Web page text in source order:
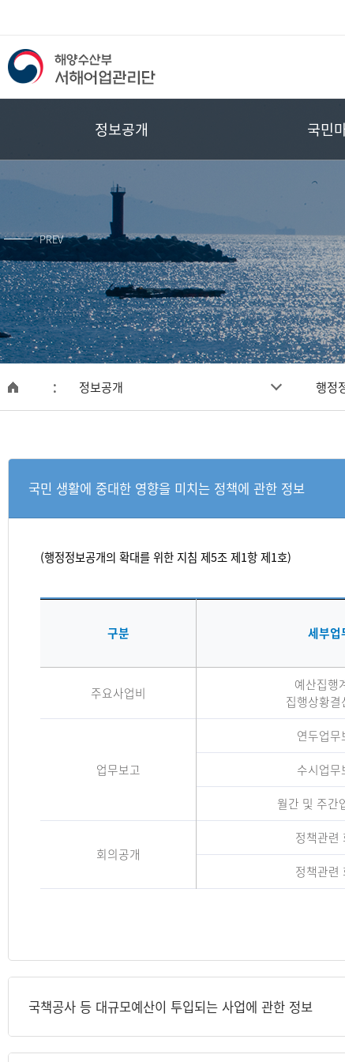
해
수
부
서
해
어
업
관
리
단
PREV
정보공개 국민
메
인
지
정보공개 행정
국민 생활에 중대한 영향을 미치는 정책에 관한 정보
(행정정보공개의 확대를 위한 지침 제5조 제1항 제1호)
구분 세부업
주요사업비
예산집행
집행상황결
업무보고
연두업무
수시업무
월간 및 주간
회의공개
정책관련
정책관련
국책공사 등 대규모예산이 투입되는 사업에 관한 정보